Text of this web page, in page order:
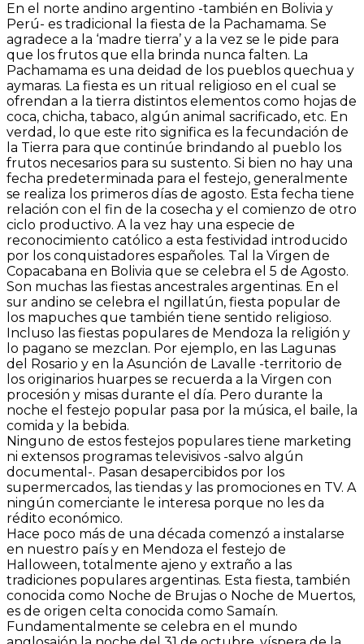
En el norte andino argentino -también en Bolivia y
Perú- es tradicional la fiesta de la Pachamama. Se
agradece a la ‘madre tierra’ y a la vez se le pide para
que los frutos que ella brinda nunca falten. La
Pachamama es una deidad de los pueblos quechua y
aymaras. La fiesta es un ritual religioso en el cual se
ofrendan a la tierra distintos elementos como hojas de
coca, chicha, tabaco, algún animal sacrificado, etc. En
verdad, lo que este rito significa es la fecundación de
la Tierra para que continúe brindando al pueblo los
frutos necesarios para su sustento. Si bien no hay una
fecha predeterminada para el festejo, generalmente
se realiza los primeros días de agosto. Esta fecha tiene
relación con el fin de la cosecha y el comienzo de otro
ciclo productivo. A la vez hay una especie de
reconocimiento católico a esta festividad introducido
por los conquistadores españoles. Tal la Virgen de
Copacabana en Bolivia que se celebra el 5 de Agosto.
Son muchas las fiestas ancestrales argentinas. En el
sur andino se celebra el ngillatún, fiesta popular de
los mapuches que también tiene sentido religioso.
Incluso las fiestas populares de Mendoza la religión y
lo pagano se mezclan. Por ejemplo, en las Lagunas
del Rosario y en la Asunción de Lavalle -territorio de
los originarios huarpes se recuerda a la Virgen con
procesión y misas durante el día. Pero durante la
noche el festejo popular pasa por la música, el baile, la
comida y la bebida.
Ninguno de estos festejos populares tiene marketing
ni extensos programas televisivos -salvo algún
documental-. Pasan desapercibidos por los
supermercados, las tiendas y las promociones en TV. A
ningún comerciante le interesa porque no les da
rédito económico.
Hace poco más de una década comenzó a instalarse
en nuestro país y en Mendoza el festejo de
Halloween, totalmente ajeno y extraño a las
tradiciones populares argentinas. Esta fiesta, también
conocida como Noche de Brujas o Noche de Muertos,
es de origen celta conocida como Samaín.
Fundamentalmente se celebra en el mundo